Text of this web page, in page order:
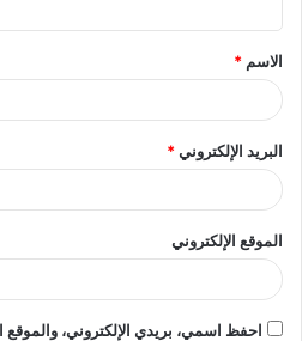
ق
*
الاسم *
البريد الإلكتروني*
الموقع الإلكتروني
احفظ اسمي، بريدي الإلكتروني، والموقع